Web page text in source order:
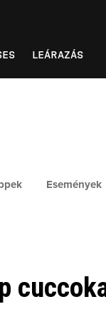
LEÁRAZÁS
Események